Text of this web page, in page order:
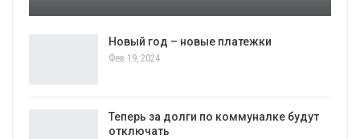
Новый год – новые платежки
Фев 19, 2024
Теперь за долги по коммуналке будут
отключать